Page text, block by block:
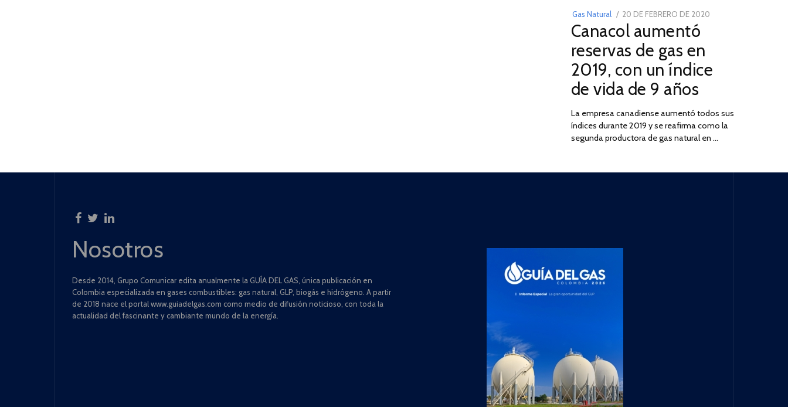
Gas Natural
POSTED
ON
20 DE FEBRERO DE 2020
2025
Canacol aumentó
reservas de gas en
2019, con un índice
de vida de 9 años
La empresa canadiense aumentó todos sus
índices durante 2019 y se reafirma como la
segunda productora de gas natural en …
Nosotros
Desde 2014, Grupo Comunicar edita anualmente la GUÍA DEL GAS, única publicación en
Colombia especializada en gases combustibles: gas natural, GLP, biogás e hidrógeno. A partir
de 2018 nace el portal www.guiadelgas.com como medio de difusión noticioso, con toda la
actualidad del fascinante y cambiante mundo de la energía.